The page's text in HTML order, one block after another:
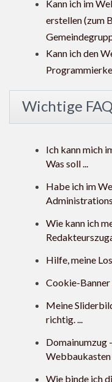
Kann ich im
erstellen (zum
Kann ich den
Wichtige
Ich kann mich
Was soll ...
Habe ich im
Wie kann ich
Hilfe, meine
Cookie-
Meine
richtig. ...
Domainumzug
Webbaukasten
Wie binde ich